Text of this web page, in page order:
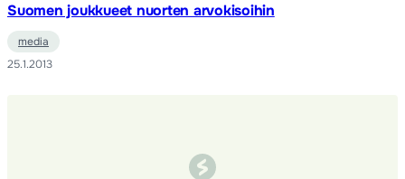
Suomen joukkueet nuorten arvokisoihin
media
25.1.2013